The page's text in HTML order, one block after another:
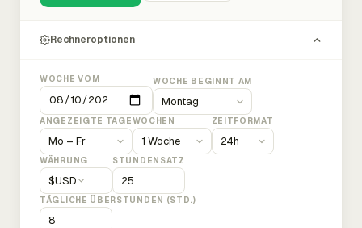
Rechneroptionen
WOCHE VOM WOCHE BEGINNT AM
ANGEZEIGTE TAGEWOCHEN ZEITFORMAT
WÄHRUNG
$USD
STUNDENSATZ
TÄGLICHE ÜBERSTUNDEN (STD.)